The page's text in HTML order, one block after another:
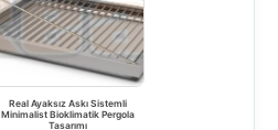
Real Ayaksız Askı Sistemli
Minimalist Bioklimatik Pergola
Tasarımı